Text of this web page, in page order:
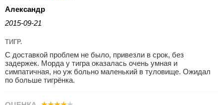
Александр
2015-09-21
ТИГР.
С доставкой проблем не было, привезли в срок, без
задержек. Морда у тигра оказалась очень умная и
симпатичная, но уж больно маленький в туловище. Ожидал
по больше тигрёнка.